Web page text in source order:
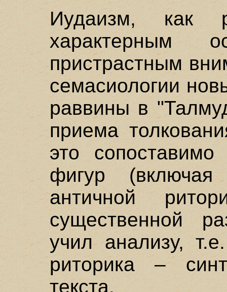
Иудаизм, как
характерным
пристрастным
семасиологии
раввины в
приема
это
фигур
античной
существенной
учил анализу,
риторика –
текста.